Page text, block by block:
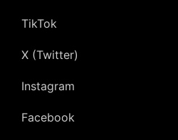
TikTok
X (Twitter)
Instagram
Facebook